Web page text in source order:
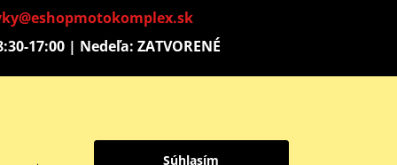
17:00 | Nedeľa: ZATVORENÉ
Súhlasím